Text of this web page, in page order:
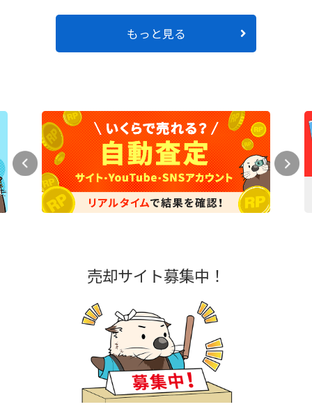
もっと見る
売却サイト募集中！